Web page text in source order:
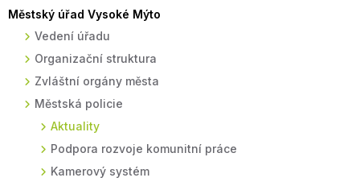
Městský úřad Vysoké Mýto
Vedení úřadu
Organizační struktura
Zvláštní orgány města
Městská policie
Aktuality
Podpora rozvoje komunitní práce
Kamerový systém